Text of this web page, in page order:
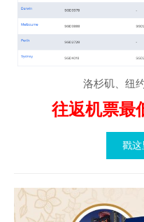
洛杉矶、纽
往返机票最
戳这